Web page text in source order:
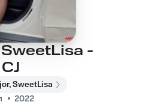
SweetLisa -
CJ
SweetLisa
2022